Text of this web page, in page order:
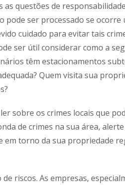
questões de
ser processado se
cuidado para evitar tais
ser útil considerar como a
têm estacionamentos
Quem visita sua
sobre os crimes locais que
de crimes na sua área,
em torno da sua propriedade
riscos. As empresas,